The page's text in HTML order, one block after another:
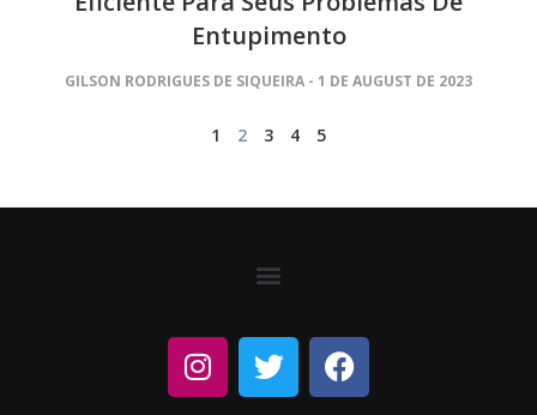
Entupimento
GILSON RODRIGUES DE SIQUEIRA 1 DE AUGUST DE 2023
1 2 3 4 5